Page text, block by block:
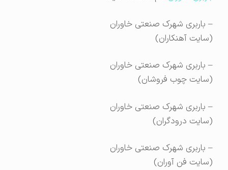
– باربری شهرک صنعتی خاوران
(سایت آهنکاران)
– باربری شهرک صنعتی خاوران
(سایت چوب فروشان)
– باربری شهرک صنعتی خاوران
(سایت درودگران)
– باربریشهرک صنعتی خاوران
(سایت فن آوران)